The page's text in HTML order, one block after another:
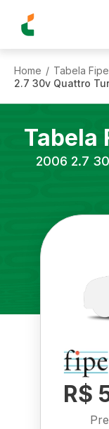
Home / Tabela Fipe
2.7 30v Quattro
Tabela
2006 2.7
R$